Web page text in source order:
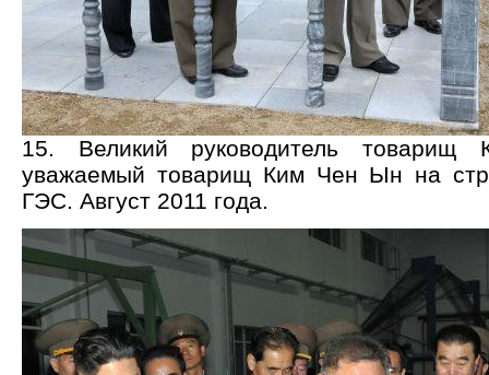
15. Великий руководитель
уважаемый товарищ Ким Чен Ын на
ГЭС. Август 2011 года.